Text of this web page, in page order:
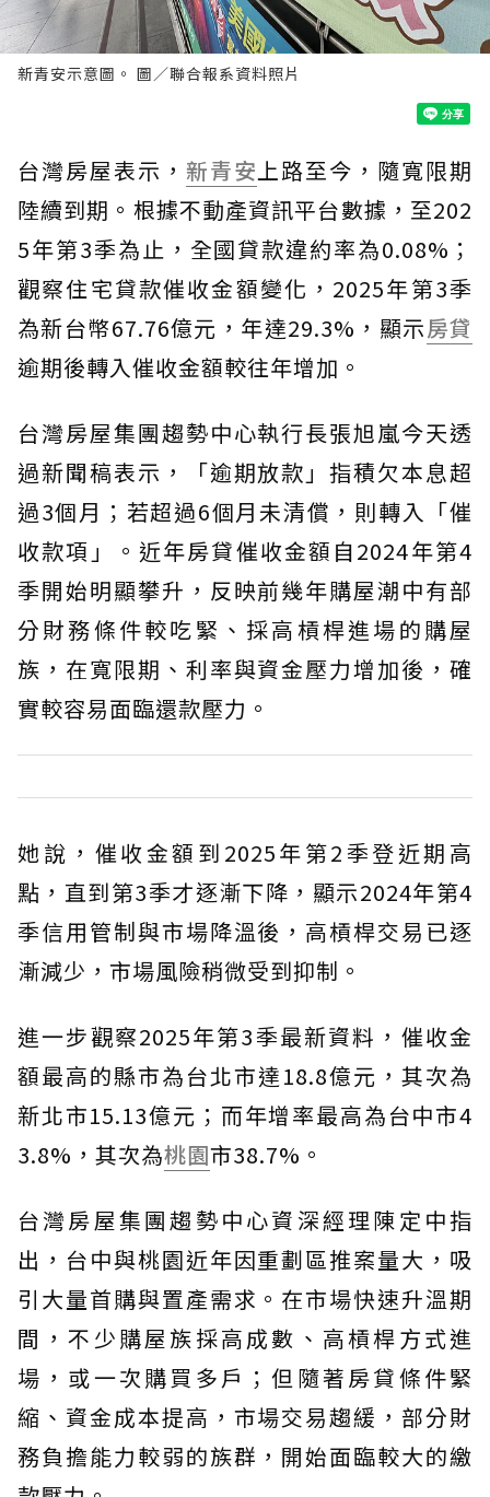
新青安示意圖。 圖／聯合報系資料照片
台灣房屋表示， 新青安上路至今，隨寬限期
陸續到期。根據不動產資訊平台數據，至202
5年第3季為止，全國貸款違約率為0.08%；
觀察住宅貸款催收金額變化，2025年第3季
為新台幣67.76億元，年達29.3%，顯示房貸
逾期後轉入催收金額較往年增加。
台灣房屋集團趨勢中心執行長張旭嵐今天透
過新聞稿表示，「逾期放款」指積欠本息超
過3個月；若超過6個月未清償，則轉入「催
收款項」。近年房貸催收金額自2024年第4
季開始明顯攀升，反映前幾年購屋潮中有部
分財務條件較吃緊、採高槓桿進場的購屋
族，在寬限期、利率與資金壓力增加後，確
實較容易面臨還款壓力。
她說，催收金額到2025年第2季登近期高
點，直到第3季才逐漸下降，顯示2024年第4
季信用管制與市場降溫後，高槓桿交易已逐
漸減少，市場風險稍微受到抑制。
進一步觀察2025年第3季最新資料，催收金
額最高的縣市為台北市達18.8億元，其次為
新北市15.13億元；而年增率最高為台中市4
3.8%，其次為桃園市38.7%。
台灣房屋集團趨勢中心資深經理陳定中指
出，台中與桃園近年因重劃區推案量大，吸
引大量首購與置產需求。在市場快速升溫期
間，不少購屋族採高成數、高槓桿方式進
場，或一次購買多戶；但隨著房貸條件緊
縮、資金成本提高，市場交易趨緩，部分財
務負擔能力較弱的族群，開始面臨較大的繳